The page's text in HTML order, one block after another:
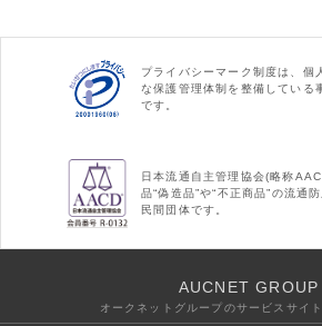
プライバシーマーク制度は、個
な保護管理体制を整備している
です。
日本流通自主管理協会(略称
品“偽造品”や“不正商品”の流通
民間団体です。
AUCNET GROUP
オークネットグループのサービスサイ